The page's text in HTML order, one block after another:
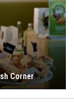
Corner